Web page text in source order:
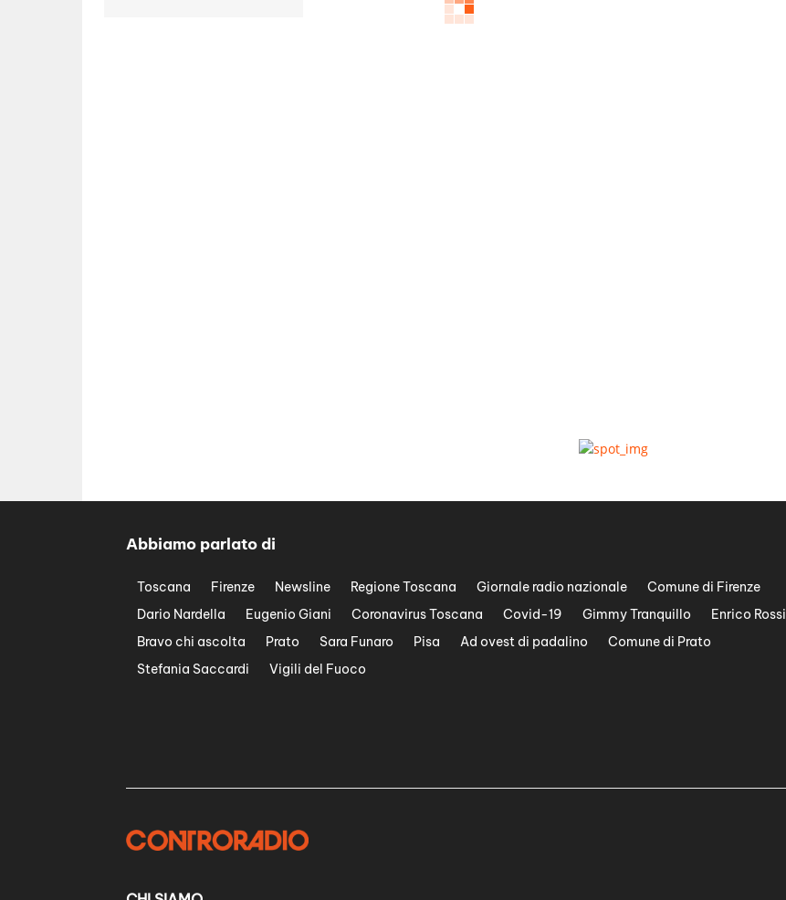
Abbiamo parlato di
Toscana Firenze Newsline Regione Toscana Giornale radio nazionale
Comune di Firenze
Dario Nardella
Eugenio Giani Coronavirus Toscana Covid-19 Gimmy Tranquillo
Enrico Rossi
Bravo chi ascolta
Prato Sara Funaro Pisa Ad ovest di padalino
Comune di Prato
Stefania Saccardi
Vigili del Fuoco